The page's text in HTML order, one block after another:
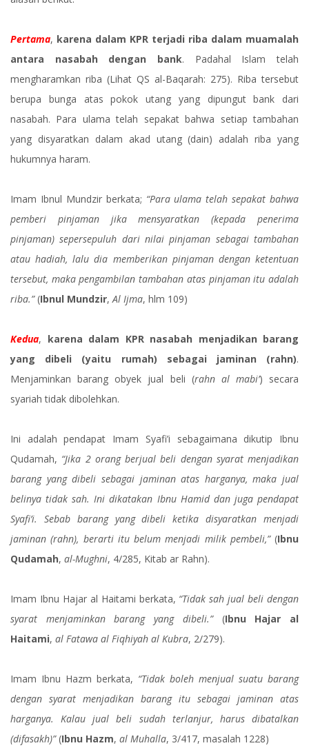
Pertama, karena dalam KPR terjadi riba dalam muamalah
antara nasabah dengan bank. Padahal Islam telah
mengharamkan riba (Lihat QS al-Baqarah: 275). Riba tersebut
berupa bunga atas pokok utang yang dipungut bank dari
nasabah. Para ulama telah sepakat bahwa setiap tambahan
yang disyaratkan dalam akad utang (dain) adalah riba yang
hukumnya haram.
Imam Ibnul Mundzir berkata; “Para ulama telah sepakat bahwa
pemberi pinjaman jika mensyaratkan (kepada penerima
pinjaman) sepersepuluh dari nilai pinjaman sebagai tambahan
atau hadiah, lalu dia memberikan pinjaman dengan ketentuan
tersebut, maka pengambilan tambahan atas pinjaman itu adalah
riba.”(Ibnul Mundzir,Al Ijma, hlm 109)
Kedua, karena dalam KPR nasabah menjadikan barang
yang dibeli (yaitu rumah) sebagai jaminan (rahn).
Menjaminkan barang obyek jual beli (rahn al mabi’) secara
syariah tidak dibolehkan.
Ini adalah pendapat Imam Syafi’i sebagaimana dikutip Ibnu
Qudamah, “Jika 2 orang berjual beli dengan syarat menjadikan
barang yang dibeli sebagai jaminan atas harganya, maka jual
belinya tidak sah. Ini dikatakan Ibnu Hamid dan juga pendapat
Syafi’i. Sebab barang yang dibeli ketika disyaratkan menjadi
jaminan (rahn), berarti itu belum menjadi milik pembeli,”(Ibnu
Qudamah, al-Mughni, 4/285, Kitab ar Rahn).
Imam Ibnu Hajar al Haitami berkata, “Tidak sah jual beli dengan
syarat menjaminkan barang yang dibeli.”(Ibnu Hajar al
Haitami, al Fatawa al Fiqhiyah al Kubra, 2/279).
Imam Ibnu Hazm berkata, “Tidak boleh menjual suatu barang
dengan syarat menjadikan barang itu sebagai jaminan atas
harganya. Kalau jual beli sudah terlanjur, harus dibatalkan
(difasakh)”(Ibnu Hazm, al Muhalla, 3/417, masalah 1228)